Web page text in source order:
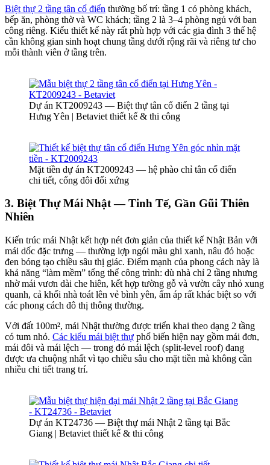
Biệt thự 2 tầng tân cổ điển thường bố trí: tầng 1 có phòng khách,
bếp ăn, phòng thờ và WC khách; tầng 2 là 3–4 phòng ngủ với ban
công riêng. Kiểu thiết kế này rất phù hợp với các gia đình 3 thế hệ
cần không gian sinh hoạt chung tầng dưới rộng rãi và riêng tư cho
mỗi thành viên ở tầng trên.
Dự án KT2009243 — Biệt thự tân cổ điển 2 tầng tại
Hưng Yên | Betaviet thiết kế & thi công
Mặt tiền dự án KT2009243 — hệ phào chỉ tân cổ điển
chi tiết, cổng đôi đối xứng
3. Biệt Thự Mái Nhật — Tinh Tế, Gần Gũi Thiên
Nhiên
Kiến trúc mái Nhật kết hợp nét đơn giản của thiết kế Nhật Bản với
mái dốc đặc trưng — thường lợp ngói màu ghi xanh, nâu đỏ hoặc
đen bóng tạo chiều sâu thị giác. Điểm mạnh của phong cách này là
khả năng “làm mềm” tổng thể công trình: dù nhà chỉ 2 tầng nhưng
nhờ mái vươn dài che hiên, kết hợp tường gỗ và vườn cây nhỏ xung
quanh, cả khối nhà toát lên vẻ bình yên, ấm áp rất khác biệt so với
các phong cách đô thị thông thường.
Với đất 100m², mái Nhật thường được triển khai theo dạng 2 tầng
có tum nhỏ. Các kiểu mái biệt thự phổ biến hiện nay gồm mái đơn,
mái đôi và mái lệch — trong đó mái lệch (split-level roof) đang
được ưa chuộng nhất vì tạo chiều sâu cho mặt tiền mà không cần
nhiều chi tiết trang trí.
Dự án KT24736 — Biệt thự mái Nhật 2 tầng tại Bắc
Giang | Betaviet thiết kế & thi công